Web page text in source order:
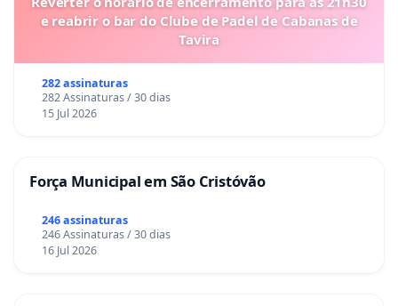
e reabrir o bar do Clube de Padel de Cabanas de
Tavira
282 assinaturas
282 Assinaturas / 30 dias
15 Jul 2026
Força Municipal em São Cristóvão
246 assinaturas
246 Assinaturas / 30 dias
16 Jul 2026